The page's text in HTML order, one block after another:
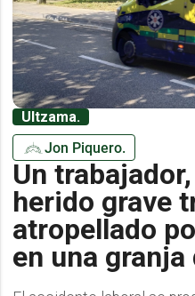
Ultzama.
Jon Piquero.
Un
herido grave
atropellado
en una granja